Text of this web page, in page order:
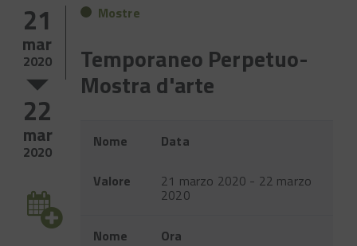
21
mar
2020
22
mar
2020
Mostre
Temporaneo Perpetuo-
Mostra d'arte
Evento
Nome Data
Valore 21 marzo 2020 - 22 marzo
2020
Nome Ora